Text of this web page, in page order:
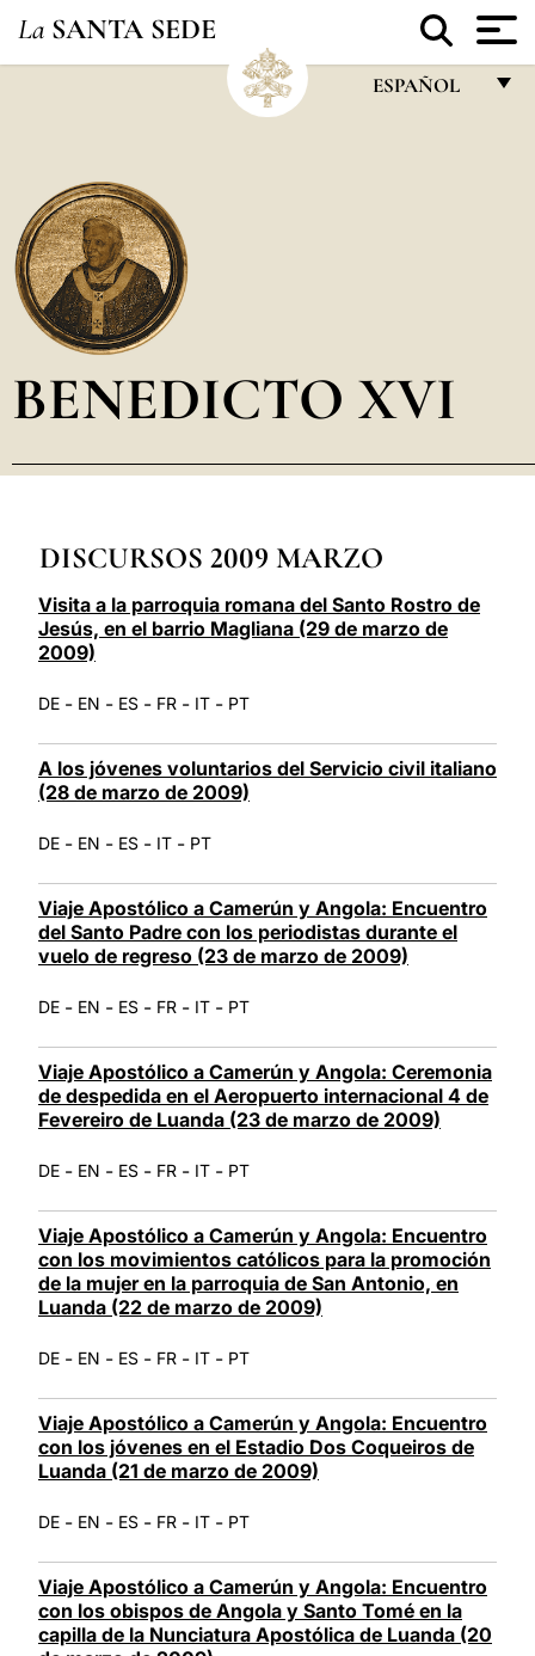
La SANTA SEDE
ESPAÑOL
POLSKI
العربيّة
LATINE
BENEDICTO XVI
DISCURSOS 2009 MARZO
Visita a la parroquia romana del Santo Rostro de
Jesús, en el barrio Magliana (29 de marzo de
2009)
DE - EN - ES - FR - IT - PT
A los jóvenes voluntarios del Servicio civil italiano
(28 de marzo de 2009)
DE - EN - ES - IT - PT
Viaje Apostólico a Camerún y Angola: Encuentro
del Santo Padre con los periodistas durante el
vuelo de regreso (23 de marzo de 2009)
DE - EN - ES - FR - IT - PT
Viaje Apostólico a Camerún y Angola: Ceremonia
de despedida en el Aeropuerto internacional 4 de
Fevereiro de Luanda (23 de marzo de 2009)
DE - EN - ES - FR - IT - PT
Viaje Apostólico a Camerún y Angola: Encuentro
con los movimientos católicos para la promoción
de la mujer en la parroquia de San Antonio, en
Luanda (22 de marzo de 2009)
DE - EN - ES - FR - IT - PT
Viaje Apostólico a Camerún y Angola: Encuentro
con los jóvenes en el Estadio Dos Coqueiros de
Luanda (21 de marzo de 2009)
DE - EN - ES - FR - IT - PT
Viaje Apostólico a Camerún y Angola: Encuentro
con los obispos de Angola y Santo Tomé en la
capilla de la Nunciatura Apostólica de Luanda (20